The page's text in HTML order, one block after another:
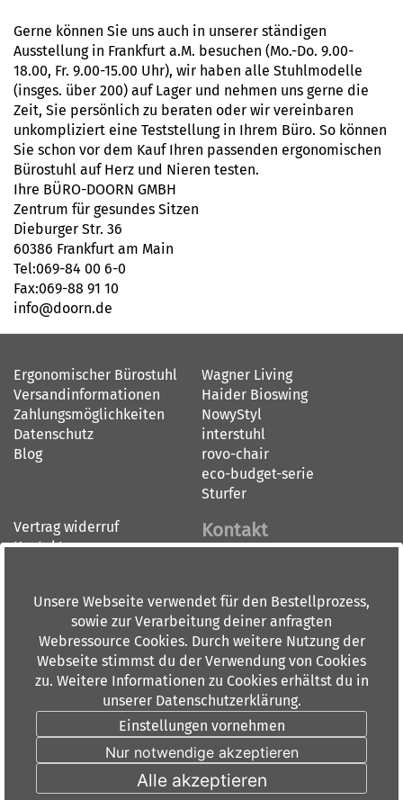
Gerne können Sie uns auch in unserer ständigen
Ausstellung in Frankfurt a.M. besuchen (Mo.-Do. 9.00-
18.00, Fr. 9.00-15.00 Uhr), wir haben alle Stuhlmodelle
(insges. über 200) auf Lager und nehmen uns gerne die
Zeit, Sie persönlich zu beraten oder wir vereinbaren
unkompliziert eine Teststellung in Ihrem Büro. So können
Sie schon vor dem Kauf Ihren passenden ergonomischen
Bürostuhl auf Herz und Nieren testen.
Ihre BÜRO-DOORN GMBH
Zentrum für gesundes Sitzen
Dieburger Str. 36
60386 Frankfurt am Main
Tel:069-84 00 6-0
Fax:069-88 91 10
info@doorn.de
Ergonomischer Bürostuhl
Versandinformationen
Zahlungsmöglichkeiten
Datenschutz
Blog
Wagner Living
Haider Bioswing
NowyStyl
interstuhl
rovo-chair
eco-budget-serie
Sturfer
Vertrag widerruf
Kontakt
Widerrufsbelehrung
Kontakt
BÜRO-CENTER RHEIN-MAIN
Dieburger Straße 36
60386 Frankfurt am Main
Tel: 069 84 00 6 0
Fax: 069 88 91 10
info(at)doorn.de
Öffnungszeiten:
Montag - Donnerstag 9.00-
18.00 Uhr
Freitags 9.00-15.00 Uhr
Unsere Webseite verwendet für den Bestellprozess,
sowie zur Verarbeitung deiner anfragten
Webressource Cookies. Durch weitere Nutzung der
Webseite stimmst du der Verwendung von Cookies
zu. Weitere Informationen zu Cookies erhältst du in
unserer Datenschutzerklärung.
Einstellungen vornehmen
Nur notwendige akzeptieren
Alle akzeptieren